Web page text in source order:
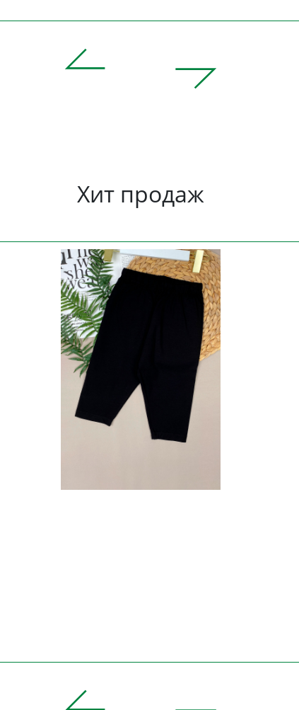
Хит продаж